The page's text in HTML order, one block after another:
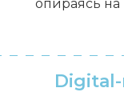
опираясь